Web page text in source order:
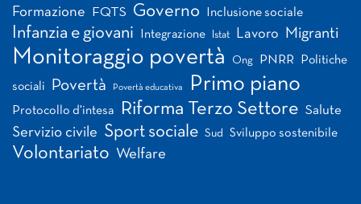
Formazione FQTS Governo Inclusione sociale
Infanzia e giovani Integrazione Istat Lavoro Migranti
Monitoraggio povertà Ong PNRR Politiche
sociali Povertà Povertà educativa Primo piano
Protocollo d'intesa Riforma Terzo Settore Salute
Servizio civile Sport sociale Sud Sviluppo sostenibile
Volontariato Welfare